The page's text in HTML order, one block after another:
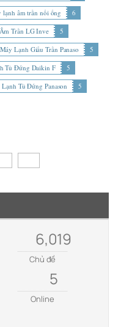
lạnh âm trần nối ống
6
Trần LG Inve
5
Máy Lạnh Giấu Trần Panaso
5
Tủ Đứng Daikin F
5
Tủ Đứng Panason 5
6,019
Chủ đề
5
Online